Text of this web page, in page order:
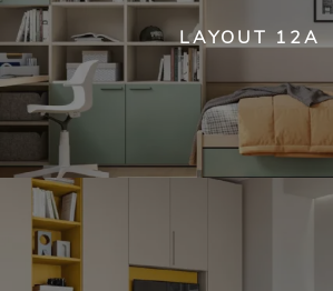
LAYOUT 12A